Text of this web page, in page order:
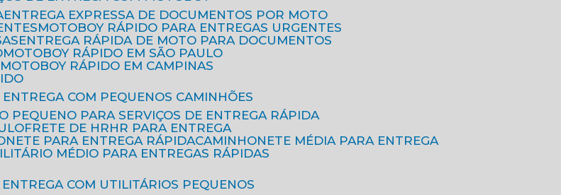
ENTREGA EXPRESSA DE DOCUMENTOS POR MOTO
MOTOBOY RÁPIDO PARA ENTREGAS URGENTES
ENTREGA RÁPIDA DE MOTO PARA DOCUMENTOS
MOTOBOY RÁPIDO EM SÃO PAULO
MOTOBOY RÁPIDO EM CAMPINAS
ENTREGA COM PEQUENOS CAMINHÕES
PEQUENO PARA SERVIÇOS DE ENTREGA RÁPIDA
FRETE DE HR
HR PARA ENTREGA
PARA ENTREGA RÁPIDA
CAMINHONETE MÉDIA PARA ENTREGA
MÉDIO PARA ENTREGAS RÁPIDAS
ENTREGA COM UTILITÁRIOS PEQUENOS